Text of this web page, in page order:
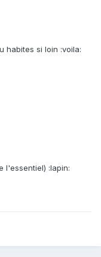
habites si loin :voila:
l'essentiel) :lapin: